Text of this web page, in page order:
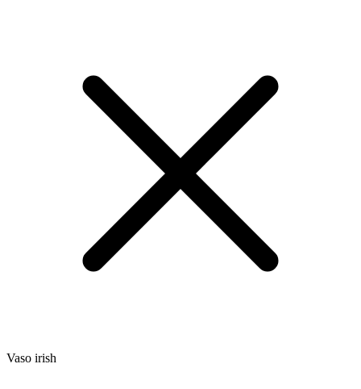
Vaso irish